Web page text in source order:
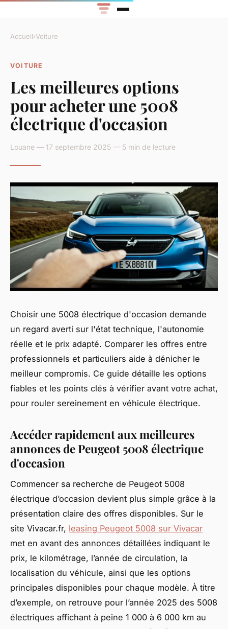
Accueil›Voiture
VOITURE
Les meilleures options
pour acheter une 5008
électrique d'occasion
Louane — 17 septembre 2025 — 5 min de lecture
Choisir une 5008 électrique d'occasion demande
un regard averti sur l'état technique, l'autonomie
réelle et le prix adapté. Comparer les offres entre
professionnels et particuliers aide à dénicher le
meilleur compromis. Ce guide détaille les options
fiables et les points clés à vérifier avant votre achat,
pour rouler sereinement en véhicule électrique.
Accéder rapidement aux meilleures
annonces de Peugeot 5008 électrique
d'occasion
Commencer sa recherche de Peugeot 5008
électrique d’occasion devient plus simple grâce à la
présentation claire des offres disponibles. Sur le
site Vivacar.fr, leasing Peugeot 5008 sur Vivacar
met en avant des annonces détaillées indiquant le
prix, le kilométrage, l’année de circulation, la
localisation du véhicule, ainsi que les options
principales disponibles pour chaque modèle. À titre
d’exemple, on retrouve pour l’année 2025 des 5008
électriques affichant à peine 1 000 à 6 000 km au